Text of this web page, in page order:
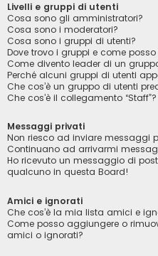
Livelli e gruppi di utenti
Cosa sono gli amministratori?
Cosa sono i moderatori?
Cosa sono i gruppi di utenti?
Dove trovo i gruppi e come
Come divento leader di un
Perché alcuni gruppi di utenti
Che cos’è un gruppo di utenti
Che cos’è il collegamento “Staff”?
Messaggi privati
Non riesco ad inviare messaggi
Continuano ad arrivarmi
Ho ricevuto un messaggio di
qualcuno in questa Board!
Amici e ignorati
Che cos’è la mia lista amici e
Come posso aggiungere o
amici o ignorati?